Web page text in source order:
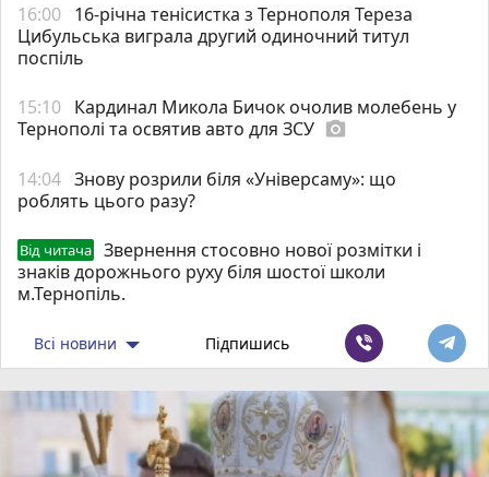
16:00 16-річна тенісистка з Тернополя Тереза
Цибульська виграла другий одиночний титул
поспіль
15:10 Кардинал Микола Бичок очолив молебень у
Тернополі та освятив авто для ЗСУ photo_camera
14:04 Знову розрили біля «Універсаму»: що
роблять цього разу?
Від читача
Звернення стосовно нової розмітки і
знаків дорожнього руху біля шостої школи
м.Тернопіль.
Всі новини Підпишись